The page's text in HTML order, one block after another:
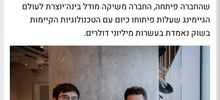
שהחברה פיתחה, החברה משיקה מודל בינה־יוצרת לעולם
הגיימינג שעלות פיתוחו כיום עם הטכנולוגיות הקיימות
בשוק נאמדת בעשרות מיליוני דולרים.